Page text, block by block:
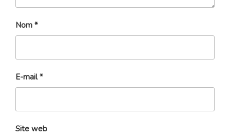
Nom *
E-mail*
Site web